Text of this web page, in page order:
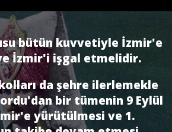
bütün kuvvetiyle İzmir'e
İzmir'i işgal etmelidir.
da şehre ilerlemekle
bir tümenin 9 Eylül
yürütülmesi ve 1.